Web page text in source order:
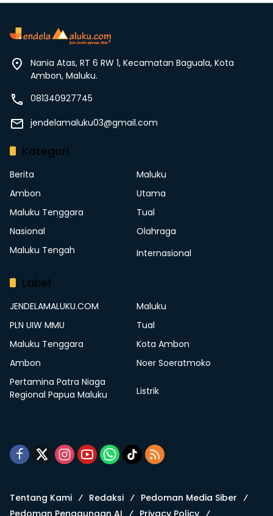
Nania Atas, RT 6 RW 1, Kecamatan Baguala, Kota
Ambon, Maluku.
081340927745
jendelamaluku03@gmail.com
Kategori
Berita
Maluku
Ambon
Utama
Maluku Tenggara
Tual
Nasional
Olahraga
Maluku Tengah
Internasional
Label
JENDELAMALUKU.COM
Maluku
PLN UIW MMU
Tual
Maluku Tenggara
Kota Ambon
Ambon
Noer Soeratmoko
Pertamina Patra Niaga
Regional Papua Maluku
Listrik
Tentang Kami Redaksi
Pedoman Media Siber
Pedoman Penggunaan AI
Privacy Policy